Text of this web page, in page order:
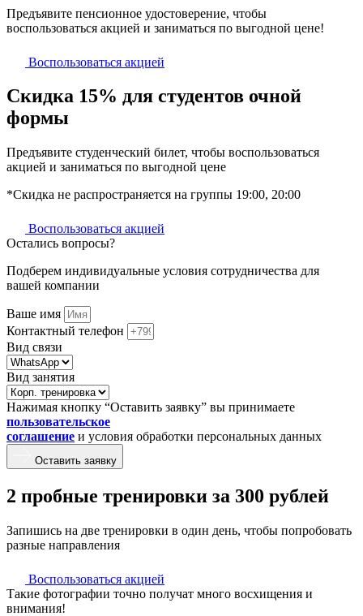
Предъявите пенсионное удостоверение, чтобы
воспользоваться акцией и заниматься по выгодной цене!
Воспользоваться акцией
Скидка 15% для студентов очной
формы
Предъявите студенческий билет, чтобы воспользоваться
акцией и заниматься по выгодной цене
*Скидка не распространяется на группы 19:00, 20:00
Воспользоваться акцией
Остались вопросы?​
Подберем индивидуальные условия сотрудничества для
вашей компании
Ваше имя
Контактный телефон
Вид связи
Вид занятия
Нажимая кнопку “Оставить заявку” вы принимаете
пользовательское
соглашение и условия обработки персональных данных
Оставить заявку
2 пробные тренировки за 300 рублей
Запишись на две тренировки в один день, чтобы попробовать
разные направления
Воспользоваться акцией
Такие фотографии точно получат много восхищения и
внимания!